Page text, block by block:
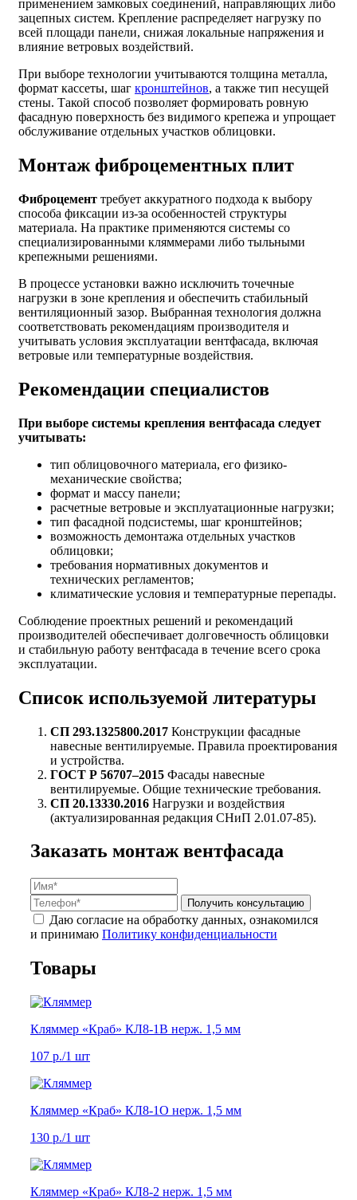
применением замковых соединений, направляющих либо
зацепных систем. Крепление распределяет нагрузку по
всей площади панели, снижая локальные напряжения и
влияние ветровых воздействий.
При выборе технологии учитываются толщина металла,
формат кассеты, шаг кронштейнов, а также тип несущей
стены. Такой способ позволяет формировать ровную
фасадную поверхность без видимого крепежа и упрощает
обслуживание отдельных участков облицовки.
Монтаж фиброцементных плит
Фиброцемент требует аккуратного подхода к выбору
способа фиксации из-за особенностей структуры
материала. На практике применяются системы со
специализированными кляммерами либо тыльными
крепежными решениями.
В процессе установки важно исключить точечные
нагрузки в зоне крепления и обеспечить стабильный
вентиляционный зазор. Выбранная технология должна
соответствовать рекомендациям производителя и
учитывать условия эксплуатации вентфасада, включая
ветровые или температурные воздействия.
Рекомендации специалистов
При выборе системы крепления вентфасада следует
учитывать:
тип облицовочного материала, его физико-
механические свойства;
формат и массу панели;
расчетные ветровые и эксплуатационные нагрузки;
тип фасадной подсистемы, шаг кронштейнов;
возможность демонтажа отдельных участков
облицовки;
требования нормативных документов и
технических регламентов;
климатические условия и температурные перепады.
Соблюдение проектных решений и рекомендаций
производителей обеспечивает долговечность облицовки
и стабильную работу вентфасада в течение всего срока
эксплуатации.
Список используемой литературы
СП 293.1325800.2017 Конструкции фасадные
навесные вентилируемые. Правила проектирования
и устройства.
ГОСТ Р 56707–2015 Фасады навесные
вентилируемые. Общие технические требования.
СП 20.13330.2016 Нагрузки и воздействия
(актуализированная редакция СНиП 2.01.07-85).
Заказать монтаж вентфасада
Получить консультацию
Даю согласие на обработку данных, ознакомился
и принимаю Политику конфиденциальности
Товары
Кляммер «Краб» КЛ8-1В нерж. 1,5 мм
107 р./1 шт
Кляммер «Краб» КЛ8-1О нерж. 1,5 мм
130 р./1 шт
Кляммер «Краб» КЛ8-2 нерж. 1,5 мм